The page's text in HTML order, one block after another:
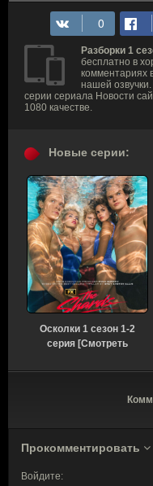
Разборки 1
бесплатно в
комментариях
нашей
серии сериала Новости
1080 качестве.
Новые серии:
Осколки 1 сезон 1-2
серия [Смотреть
Прокомментировать
Войдите: